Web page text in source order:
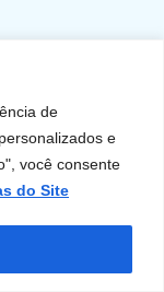
de
e
você consente
do Site